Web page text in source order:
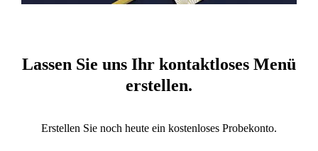
Lassen Sie uns Ihr kontaktloses Menü
erstellen.
Erstellen Sie noch heute ein kostenloses Probekonto.